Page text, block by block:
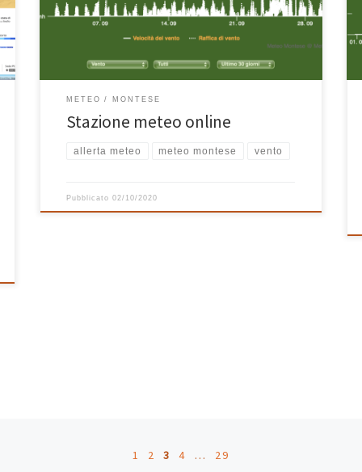
risultata offline. Nel weekend scorso sono riuscito a
sistemare tutto e quindi a partire da lunedì […]
METEO MONTESE
Stazione meteo online
allerta meteo meteo montese vento
Pubblicato02/10/2020
1 2 3 4 … 29